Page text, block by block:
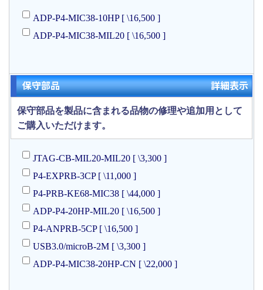
ADP-P4-MIC38-10HP [ \16,500 ]
ADP-P4-MIC38-MIL20 [ \16,500 ]
保守部品 詳細表示
保守部品を製品に含まれる品物の修理や追加用として
ご購入いただけます。
JTAG-CB-MIL20-MIL20 [ \3,300 ]
P4-EXPRB-3CP [ \11,000 ]
P4-PRB-KE68-MIC38 [ \44,000 ]
ADP-P4-20HP-MIL20 [ \16,500 ]
P4-ANPRB-5CP [ \16,500 ]
USB3.0/microB-2M [ \3,300 ]
ADP-P4-MIC38-20HP-CN [ \22,000 ]